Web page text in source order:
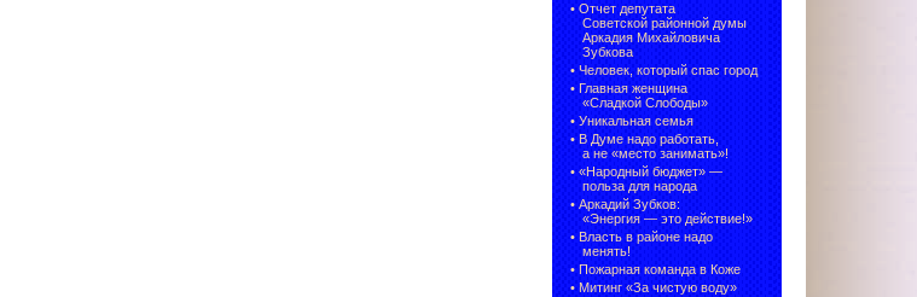
• Отчет депутата
Советской районной думы
Аркадия Михайловича
Зубкова
• Человек, который спас город
• Главная женщина
«Сладкой Слободы»
• Уникальная семья
• В Думе надо работать,
а не «место занимать»!
• «Народный бюджет» —
польза для народа
• Аркадий Зубков:
«Энергия — это действие!»
• Власть в районе надо
менять!
• Пожарная команда в Коже
• Митинг «За чистую воду»